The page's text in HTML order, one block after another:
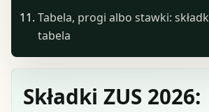
Składki ZUS 2026:
Tabela, progi albo stawki:
tabela